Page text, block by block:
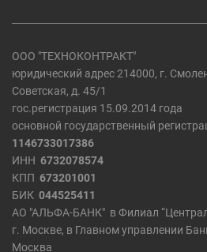
ООО "ТЕХНОКОНТРАКТ"
юридический адрес 214000, г.
Советская, д. 45/1
гос.регистрация 15.09.2014 года
основной государственный
1146733017386
ИНН 6732078574
КПП 673201001
БИК 044525411
АО "АЛЬФА-БАНК" в Филиал
г. Москве, в Главном управлении
Москва